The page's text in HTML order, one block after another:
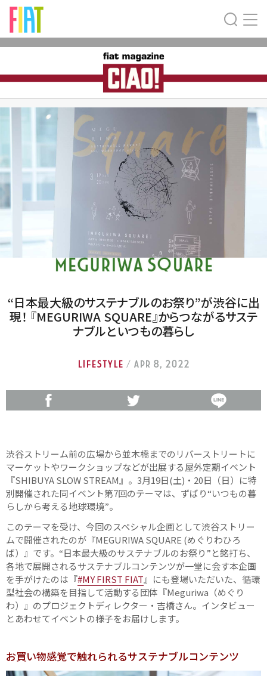
“日本最大級のサステナブルのお祭り”が渋谷に出
現！ 『MEGURIWA SQUARE』からつながるサステ
ナブルといつもの暮らし
LIFESTYLE / Apr 8, 2022
渋谷ストリーム前の広場から並木橋までのリバーストリートに
マーケットやワークショップなどが出展する屋外定期イベント
『SHIBUYA SLOW STREAM』。3月19日(土)・20日（日）に特
別開催された同イベント第7回のテーマは、ずばり“いつもの暮
らしから考える地球環境”。
このテーマを受け、今回のスペシャル企画として渋谷ストリー
ムで開催されたのが『MEGURIWA SQUARE (めぐりわひろ
ば）』です。“日本最大級のサステナブルのお祭り”と銘打ち、
各地で展開されるサステナブルコンテンツが一堂に会す本企画
を手がけたのは『#MY FIRST FIAT』にも登場いただいた、循環
型社会の構築を目指して活動する団体『Meguriwa（めぐり
わ）』のプロジェクトディレクター・吉橋さん。インタビュー
とあわせてイベントの様子をお届けします。
お買い物感覚で触れられるサステナブルコンテンツ